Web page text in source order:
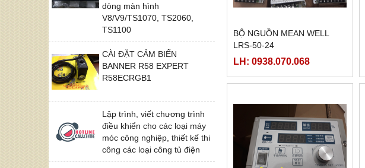
dòng màn hình
V8/V9/TS1070, TS2060,
TS1100
CÀI ĐẶT CẢM BIẾN
BANNER R58 EXPERT
R58ECRGB1
Lập trình, viết chương trình
điều khiển cho các loại máy
móc công nghiệp, thiết kế thi
công các loại công tủ điện
BỘ NGUỒN MEAN WELL
LRS-50-24
LH: 0938.070.068